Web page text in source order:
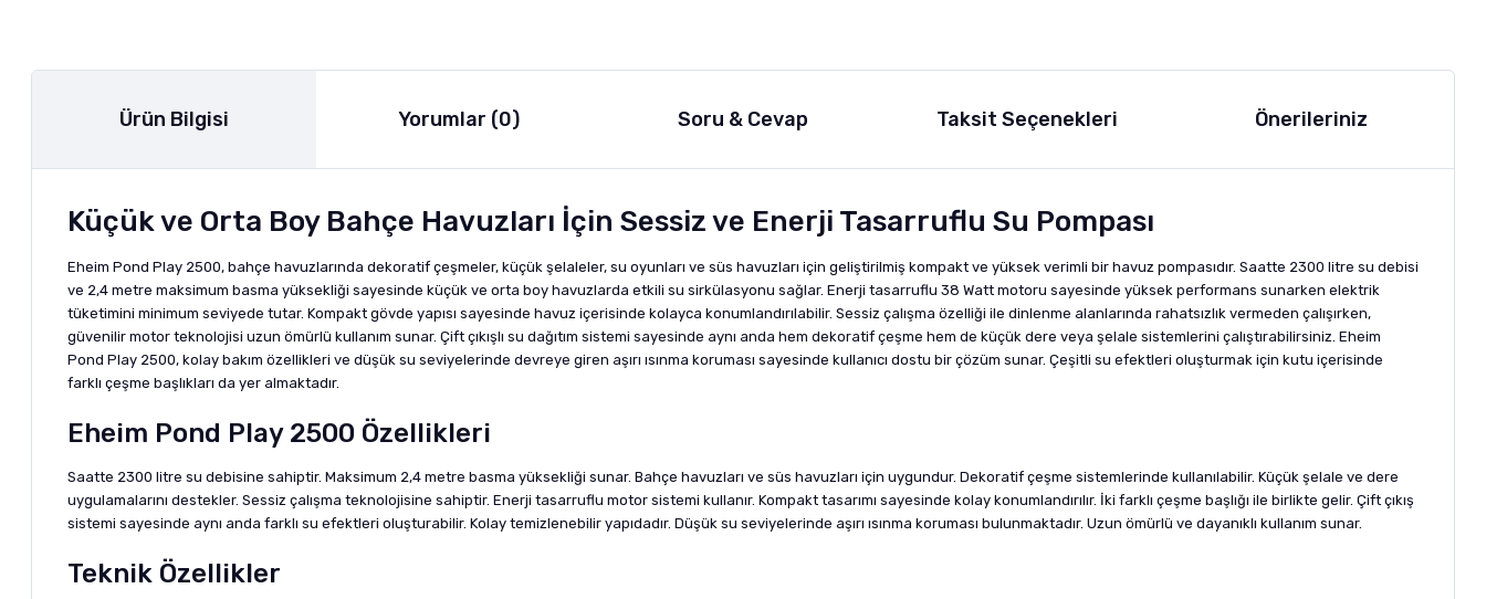
Ürün Bilgisi Yorumlar (0) Soru & Cevap Taksit Seçenekleri Önerileriniz
Küçük ve Orta Boy Bahçe Havuzları İçin Sessiz ve Enerji Tasarruflu Su Pompası
Eheim Pond Play 2500, bahçe havuzlarında dekoratif çeşmeler, küçük şelaleler, su oyunları ve süs havuzları için geliştirilmiş kompakt ve yüksek verimli bir havuz pompasıdır. Saatte 2300 litre su debisi
ve 2,4 metre maksimum basma yüksekliği sayesinde küçük ve orta boy havuzlarda etkili su sirkülasyonu sağlar. Enerji tasarruflu 38 Watt motoru sayesinde yüksek performans sunarken elektrik
tüketimini minimum seviyede tutar. Kompakt gövde yapısı sayesinde havuz içerisinde kolayca konumlandırılabilir. Sessiz çalışma özelliği ile dinlenme alanlarında rahatsızlık vermeden çalışırken,
güvenilir motor teknolojisi uzun ömürlü kullanım sunar. Çift çıkışlı su dağıtım sistemi sayesinde aynı anda hem dekoratif çeşme hem de küçük dere veya şelale sistemlerini çalıştırabilirsiniz. Eheim
Pond Play 2500, kolay bakım özellikleri ve düşük su seviyelerinde devreye giren aşırı ısınma koruması sayesinde kullanıcı dostu bir çözüm sunar. Çeşitli su efektleri oluşturmak için kutu içerisinde
farklı çeşme başlıkları da yer almaktadır.
Eheim Pond Play 2500 Özellikleri
Saatte 2300 litre su debisine sahiptir. Maksimum 2,4 metre basma yüksekliği sunar. Bahçe havuzları ve süs havuzları için uygundur. Dekoratif çeşme sistemlerinde kullanılabilir. Küçük şelale ve dere
uygulamalarını destekler. Sessiz çalışma teknolojisine sahiptir. Enerji tasarruflu motor sistemi kullanır. Kompakt tasarımı sayesinde kolay konumlandırılır. İki farklı çeşme başlığı ile birlikte gelir. Çift çıkış
sistemi sayesinde aynı anda farklı su efektleri oluşturabilir. Kolay temizlenebilir yapıdadır. Düşük su seviyelerinde aşırı ısınma koruması bulunmaktadır. Uzun ömürlü ve dayanıklı kullanım sunar.
Teknik Özellikler